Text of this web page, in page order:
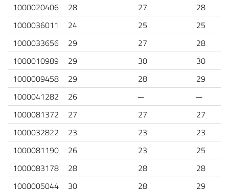
1000020406
28 27
28
1000036011
24 25
25
1000033656
29 27
28
1000010989
29 30
30
1000009458
29 28
29
1000041282
26 ─
─
1000081372
27 27
27
1000032822
23 23
23
1000081190
26 23
25
1000083178
28 28
28
1000005044
30 28
29